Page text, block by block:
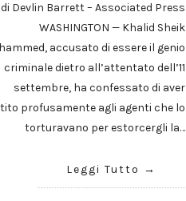
di Devlin Barrett – Associated Press
WASHINGTON — Khalid Sheik
accusato di essere il genio
criminale dietro all’attentato dell’11
settembre, ha confessato di aver
profusamente agli agenti che lo
torturavano per estorcergli la…
Leggi Tutto